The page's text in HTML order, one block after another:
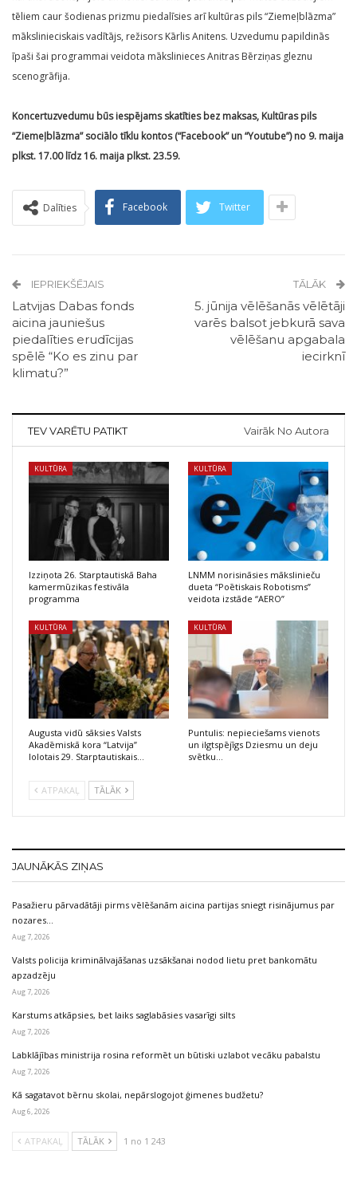
tēliem caur šodienas prizmu piedalīsies arī kultūras pils “Ziemeļblāzma”
mākslinieciskais vadītājs, režisors Kārlis Anitens. Uzvedumu papildinās
īpaši šai programmai veidota mākslinieces Anitras Bērziņas gleznu
scenogrāfija.
Koncertuzvedumu būs iespējams skatīties bez maksas, Kultūras pils
“Ziemeļblāzma” sociālo tīklu kontos (“Facebook” un “Youtube”) no 9. maija
plkst. 17.00 līdz 16. maija plkst. 23.59.
Dalīties Facebook Twitter
IEPRIEKŠĒJAIS
Latvijas Dabas fonds
aicina jauniešus
piedalīties erudīcijas
spēlē “Ko es zinu par
klimatu?”
TĀLĀK
5. jūnija vēlēšanās vēlētāji
varēs balsot jebkurā sava
vēlēšanu apgabala
iecirknī
TEV VARĒTU PATIKT Vairāk No Autora
KULTŪRA
Izziņota 26. Starptautiskā Baha
kamermūzikas festivāla
programma
KULTŪRA
LNMM norisināsies mākslinieču
dueta “Poētiskais Robotisms”
veidota izstāde “AERO”
KULTŪRA
Augusta vidū sāksies Valsts
Akadēmiskā kora “Latvija”
lolotais 29. Starptautiskais…
KULTŪRA
Puntulis: nepieciešams vienots
un ilgtspējīgs Dziesmu un deju
svētku…
ATPAKAĻ TĀLĀK
JAUNĀKĀS ZIŅAS
Pasažieru pārvadātāji pirms vēlēšanām aicina partijas sniegt risinājumus par
nozares…
Aug 7, 2026
Valsts policija kriminālvajāšanas uzsākšanai nodod lietu pret bankomātu
apzadzēju
Aug 7, 2026
Karstums atkāpsies, bet laiks saglabāsies vasarīgi silts
Aug 7, 2026
Labklājības ministrija rosina reformēt un būtiski uzlabot vecāku pabalstu
Aug 7, 2026
Kā sagatavot bērnu skolai, nepārslogojot ģimenes budžetu?
Aug 6, 2026
ATPAKAĻ TĀLĀK 1 no 1 243